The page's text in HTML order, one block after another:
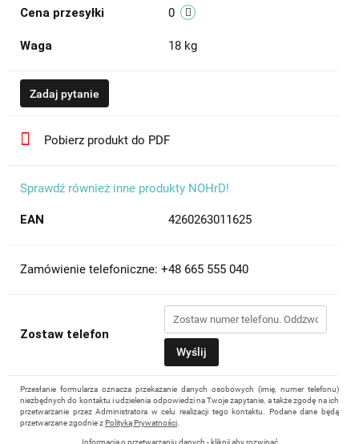
Cena przesyłki 0
Waga 18 kg
Zadaj pytanie
Pobierz produkt do PDF
Sprawdź również inne produkty NOHrD!
EAN 4260263011625
Zamówienie telefoniczne: +48 665 555 040
Zostaw telefon
Wyślij
Przesłanie formularza oznacza przekazanie danych osobowych (imię, numer telefonu)
niezbędnych do kontaktu i udzielenia odpowiedzi na Twoje zapytanie, a także zgodę na ich
przetwarzanie przez Administratora w celu realizacji tego kontaktu. Podane dane będą
przetwarzane zgodnie zPolityką Prywatności
Informacja o przetwarzaniu danych - kliknij aby rozwinąć